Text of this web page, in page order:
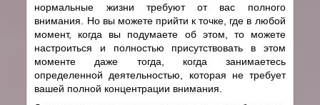
нормальные жизни требуют от вас полного
внимания. Но вы можете прийти к точке, где в любой
момент, когда вы подумаете об этом, то можете
настроиться и полностью присутствовать в этом
моменте даже тогда, когда занимаетесь
определенной деятельностью, которая не требует
вашей полной концентрации внимания.